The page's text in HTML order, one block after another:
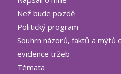
Než bude pozdě
Politický program
Souhrn názorů, faktů a mýtů
evidence tržeb
Témata